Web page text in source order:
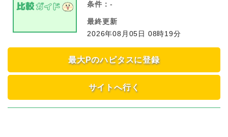
条件： -
最終更新
2026年08月05日 08時19分
最大Pのハピタスに登録
サイトへ行く